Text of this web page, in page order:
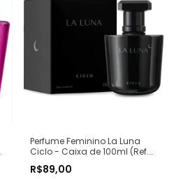
Perfume Feminino La Luna
Ciclo - Caixa de 100ml (Ref.
Lancôme)
R$89,00